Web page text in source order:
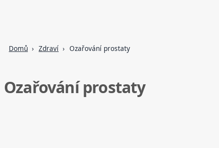
Domů Zdraví Ozařování prostaty
Ozařování prostaty